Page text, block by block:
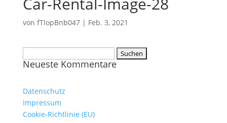
von fTlopBnb047| Feb. 3, 2021
nach:
Neueste Kommentare
Datenschutz
Impressum
Cookie-Richtlinie (EU)